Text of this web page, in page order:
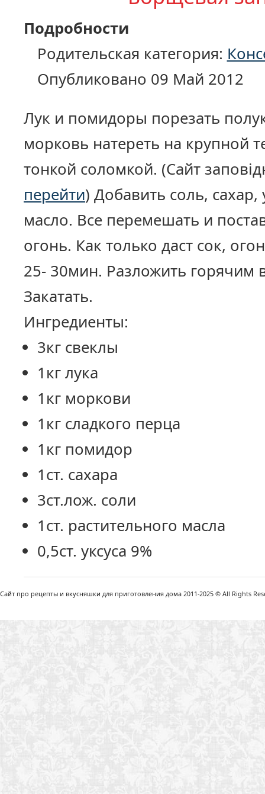
Подробности
Родительская категория:
Опубликовано 09 Май 2012
Лук и помидоры порезать
морковь натереть на крупной
тонкой соломкой. (Сайт
перейти) Добавить соль, сахар,
масло. Все перемешать и
огонь. Как только даст сок,
25- 30мин. Разложить горячим
Закатать.
Ингредиенты:
3кг свеклы
1кг лука
1кг моркови
1кг сладкого перца
1кг помидор
1ст. сахара
3ст.лож. соли
1ст. растительного масла
0,5ст. уксуса 9%
Сайт про рецепты и вкусняшки для приготовления дома 2011-2025 © All Rights